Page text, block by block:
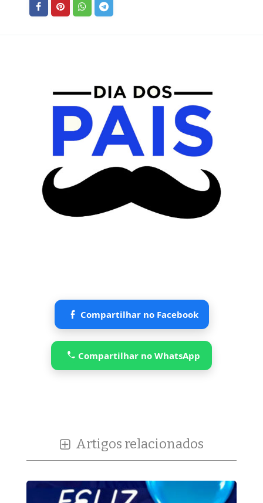
Compartilhar no Facebook
Compartilhar no WhatsApp
Artigos relacionados